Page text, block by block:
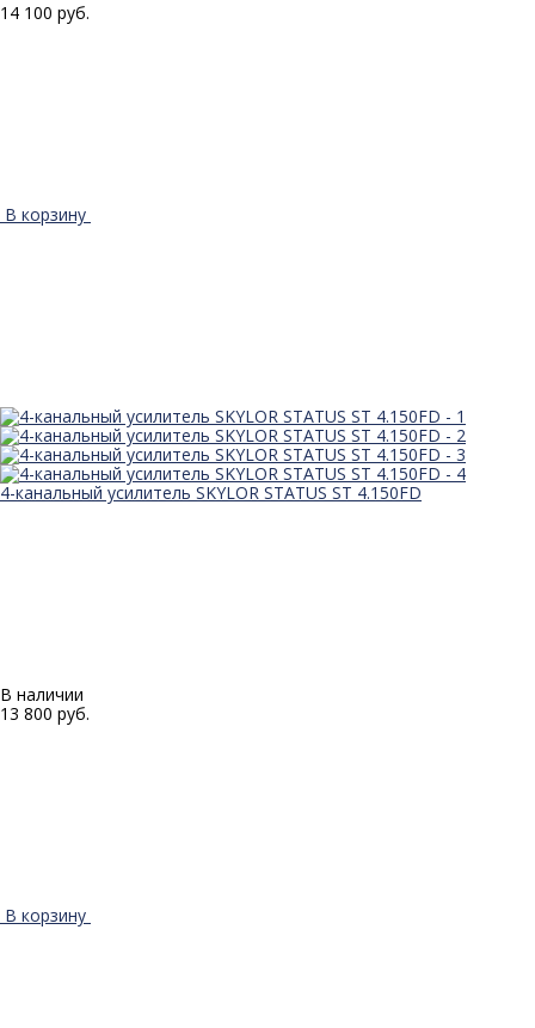
14 100 руб.
В корзину
4-канальный усилитель SKYLOR STATUS ST 4.150FD
В наличии
13 800 руб.
В корзину